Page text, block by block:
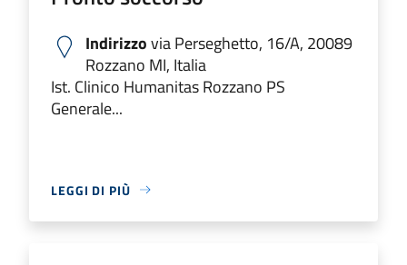
Indirizzovia Perseghetto, 16/A, 20089
Rozzano MI, Italia
Ist. Clinico Humanitas Rozzano PS
Generale...
LEGGI DI PIÙ